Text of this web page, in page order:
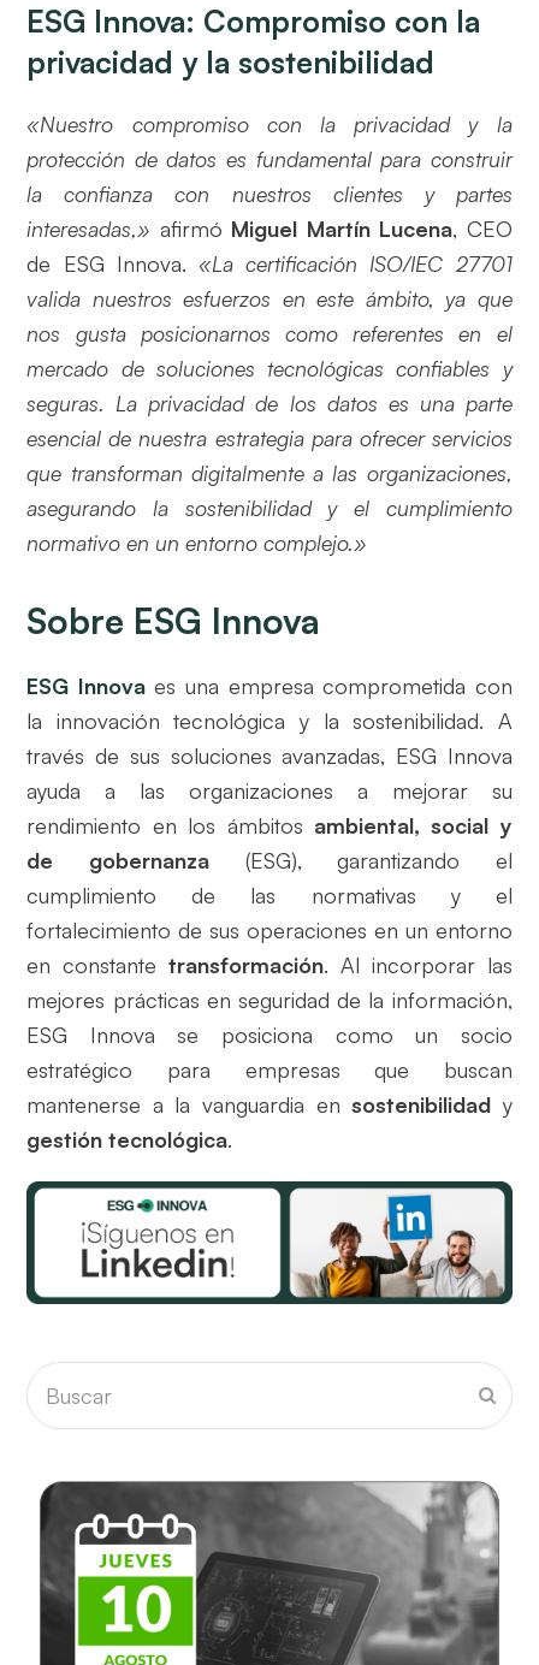
ESG Innova: Compromiso con la
privacidad y la sostenibilidad
«Nuestro compromiso con la privacidad y la
protección de datos es fundamental para construir
la confianza con nuestros clientes y partes
interesadas,» afirmó Miguel Martín Lucena, CEO
de ESG Innova. «La certificación ISO/IEC 27701
valida nuestros esfuerzos en este ámbito, ya que
nos gusta posicionarnos como referentes en el
mercado de soluciones tecnológicas confiables y
seguras. La privacidad de los datos es una parte
esencial de nuestra estrategia para ofrecer servicios
que transforman digitalmente a las organizaciones,
asegurando la sostenibilidad y el cumplimiento
normativo en un entorno complejo.»
Sobre ESG Innova
ESG Innovaes una empresa comprometida con
la innovación tecnológica y la sostenibilidad. A
través de sus soluciones avanzadas, ESG Innova
ayuda a las organizaciones a mejorar su
rendimiento en los ámbitos ambiental, social y
de gobernanza(ESG), garantizando el
cumplimiento de las normativas y el
fortalecimiento de sus operaciones en un entorno
en constantetransformación. Al incorporar las
mejores prácticas en seguridad de la información,
ESG Innova se posiciona como un socio
estratégico para empresas que buscan
mantenerse a la vanguardia ensostenibilidad y
gestión tecnológica.
Buscar